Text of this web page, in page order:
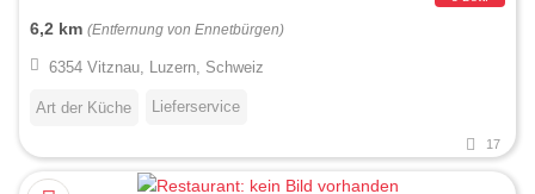
6,2 km (Entfernung von Ennetbürgen)
6354 Vitznau, Luzern, Schweiz
Art der Küche Lieferservice
17